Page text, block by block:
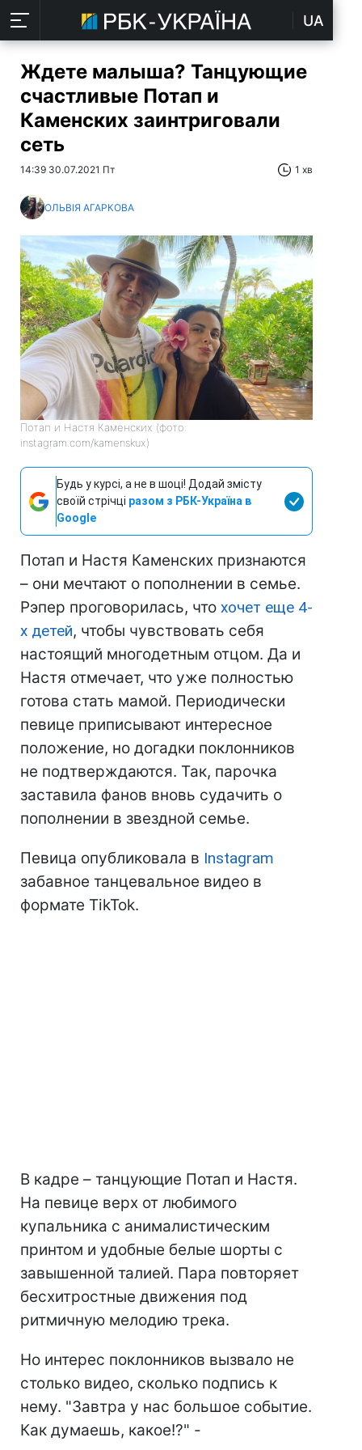
UA
Ждете малыша? Танцующие
счастливые Потап и
Каменских заинтриговали
сеть
14:39 30.07.2021 Пт 1 хв
ОЛЬВІЯ АГАРКОВА
Потап и Настя Каменских (фото:
instagram.com/kamenskux)
Будь у курсі, а не в шоці! Додай змісту
своїй стрічці разом з РБК-Україна в
Google
Потап и Настя Каменских признаются
– они мечтают о пополнении в семье.
Рэпер проговорилась, что хочет еще 4-
х детей, чтобы чувствовать себя
настоящий многодетным отцом. Да и
Настя отмечает, что уже полностью
готова стать мамой. Периодически
певице приписывают интересное
положение, но догадки поклонников
не подтверждаются. Так, парочка
заставила фанов вновь судачить о
пополнении в звездной семье.
Певица опубликовала в Instagram
забавное танцевальное видео в
формате TikTok.
В кадре – танцующие Потап и Настя.
На певице верх от любимого
купальника с анималистическим
принтом и удобные белые шорты с
завышенной талией. Пара повторяет
бесхитростные движения под
ритмичную мелодию трека.
Но интерес поклонников вызвало не
столько видео, сколько подпись к
нему. "Завтра у нас большое событие.
Как думаешь, какое!?" -